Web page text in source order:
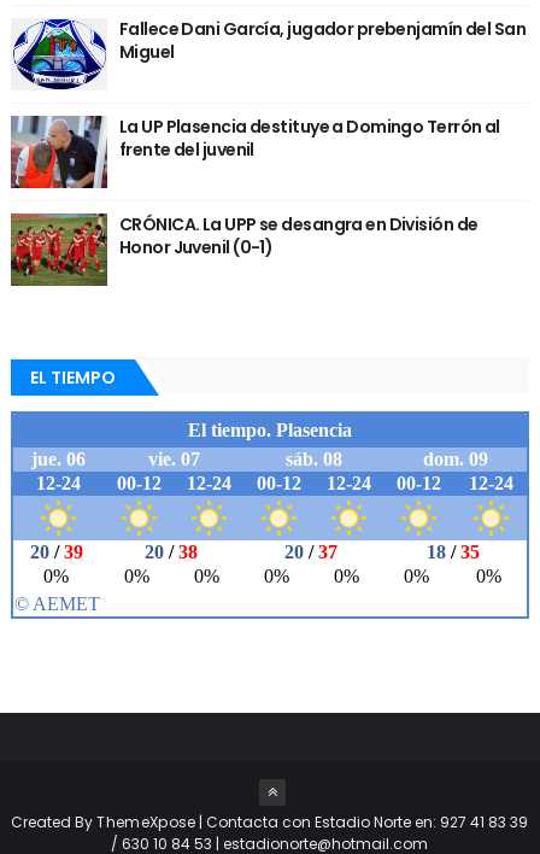
Fallece Dani García, jugador prebenjamín del San
Miguel
La UP Plasencia destituye a Domingo Terrón al
frente del juvenil
CRÓNICA. La UPP se desangra en División de
Honor Juvenil (0-1)
EL TIEMPO
Created ByThemeXpose | Contacta con Estadio Norte en: 927 41 83 39
/ 630 10 84 53 | estadionorte@hotmail.com